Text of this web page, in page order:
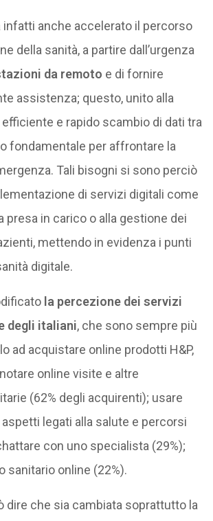
infatti anche accelerato il percorso
della sanità, a partire dall’urgenza
da remoto e di fornire
assistenza; questo, unito alla
e rapido scambio di dati tra
fondamentale per affrontare la
Tali bisogni si sono perciò
di servizi digitali come
presa in carico o alla gestione dei
mettendo in evidenza i punti
digitale.
la percezione dei servizi
degli italiani, che sono sempre più
ad acquistare online prodotti H&P,
online visite e altre
(62% degli acquirenti); usare
legati alla salute e percorsi
con uno specialista (29%);
sanitario online (22%).
dire che sia cambiata soprattutto la